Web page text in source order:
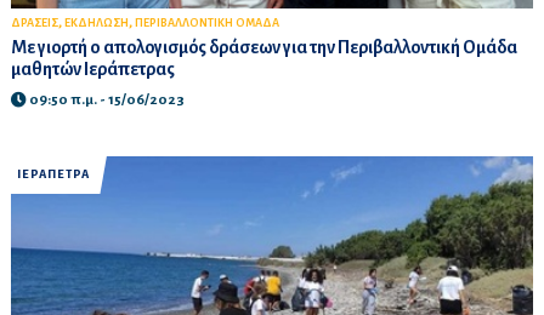
ΔΡΑΣΕΙΣ, ΕΚΔΗΛΩΣΗ , ΠΕΡΙΒΑΛΛΟΝΤΙΚΗ ΟΜΑΔΑ
Με γιορτή o απολογισμός δράσεων για την Περιβαλλοντική Ομάδα
μαθητών Ιεράπετρας
09:50 π.μ. - 15/06/2023
ΙΕΡΑΠΕΤΡΑ